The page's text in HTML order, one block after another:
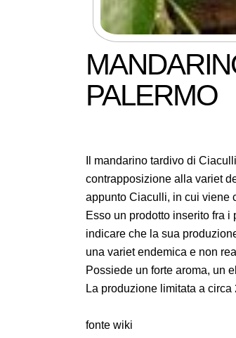
PALERMO
Il mandarino tardivo di
contrapposizione alla variet
appunto Ciaculli, in cui viene
Esso un prodotto inserito fra
indicare che la sua
una variet endemica e non
Possiede un forte aroma, un
La produzione limitata a
fonte wiki